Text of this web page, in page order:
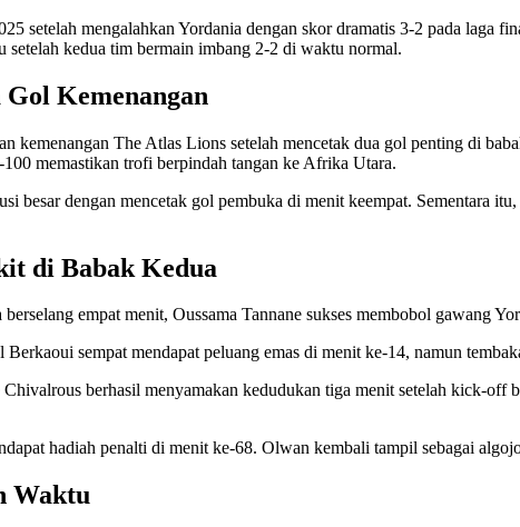
setelah mengalahkan Yordania dengan skor dramatis 3-2 pada laga
setelah kedua tim bermain imbang 2-2 di waktu normal.
Kemenangan
kemenangan The Atlas Lions setelah mencetak dua gol penting di
memastikan trofi berpindah tangan ke Afrika Utara.
besar dengan mencetak gol pembuka di menit keempat. Sementara
di Babak Kedua
empat menit, Oussama Tannane sukses membobol gawang
sempat mendapat peluang emas di menit ke-14, namun
berhasil menyamakan kedudukan tiga menit setelah kick-
hadiah penalti di menit ke-68. Olwan kembali tampil sebagai
Waktu